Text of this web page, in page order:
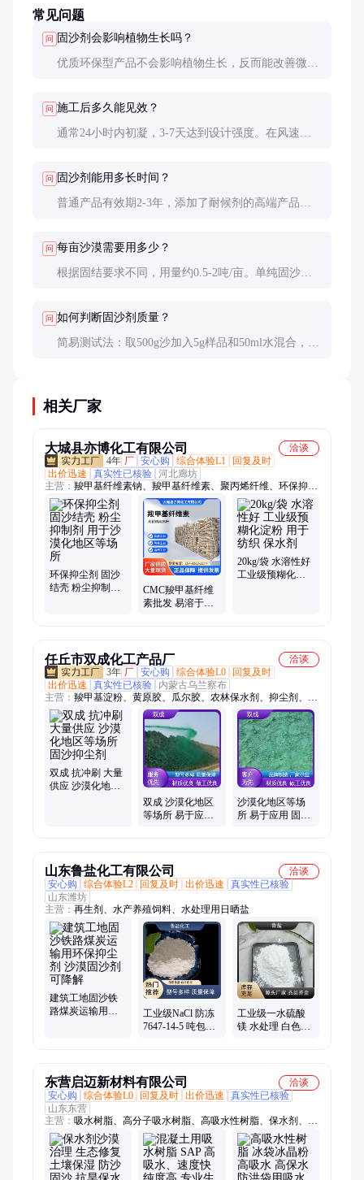
常见问题
问 固沙剂会影响植物生长吗？
优质环保型产品不会影响植物生长，反而能改善微环
问 施工后多久能见效？
通常24小时内初凝，3-7天达到设计强度。在风速
问 固沙剂能用多长时间？
普通产品有效期2-3年，添加了耐候剂的高端产品可
问 每亩沙漠需要用多少？
根据固结要求不同，用量约0.5-2吨/亩。单纯固沙取
问 如何判断固沙剂质量？
简易测试法：取500g沙加入5g样品和50ml水混合，固
相关厂家
大城县亦博化工有限公司
洽谈
4年 厂 安心购 综合体验L1
回复及时
出价迅速
真实性已核验 河北廊坊
主营： 羧甲基纤维素钠、羧甲基纤维素、聚丙烯纤维、环保抑尘
剂、抑尘剂、预糊化淀粉
环保抑尘剂 固沙
结壳 粉尘抑制剂
CMC羧甲基纤维
素批发 易溶于水
20kg/袋 水溶性好
工业级预糊化淀
任丘市双成化工产品厂
洽谈
3年 厂 安心购 综合体验L0
回复及时
出价迅速
真实性已核验
内蒙古乌兰察布
主营： 羧甲基淀粉、黄原胶、瓜尔胶、农林保水剂、抑尘剂、型
煤粘合剂、抑尘固化剂、抗旱保水剂、聚丙烯酰胺、羧甲基纤维
素、预糊化淀粉、吸水树脂、聚阴离子纤维素、SAP吸水树脂、
改性玉米粉、饲料用预糊化淀粉、羧甲基变性淀粉、阴离子聚丙
烯酰胺、陶瓷用纤维素
双成 抗冲刷 大量
供应 沙漠化地区
双成 沙漠化地区
等场所 易于应用
沙漠化地区等场
所 易于应用 固沙
山东鲁盐化工有限公司
洽谈
安心购
综合体验L2 回复及时 出价迅速
真实性已核验
山东潍坊
主营： 再生剂、水产养殖饲料、水处理用日晒盐
建筑工地固沙铁
路煤炭运输用环
工业级NaCl 防冻
7647-14-5 吨包整
工业级一水硫酸
镁 水处理 白色粉
东营启迈新材料有限公司
洽谈
安心购
综合体验L0 回复及时 出价迅速
真实性已核验
山东东营
主营： 吸水树脂、高分子吸水树脂、高吸水性树脂、保水剂、保
湿剂、抗旱剂、吸水剂、农林保水剂、抗旱保水剂、高吸水树脂